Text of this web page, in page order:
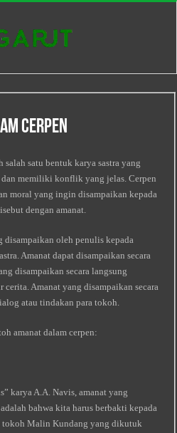
Cerpen
salah satu bentuk karya sastra yang
memiliki konflik yang jelas. Cerpen
moral yang ingin disampaikan kepada
dengan amanat.
disampaikan oleh penulis kepada
Amanat dapat disampaikan secara
disampaikan secara langsung
Amanat yang disampaikan secara
atau tindakan para tokoh.
amanat dalam cerpen:
karya A.A. Navis, amanat yang
bahwa kita harus berbakti kepada
Malin Kundang yang dikutuk